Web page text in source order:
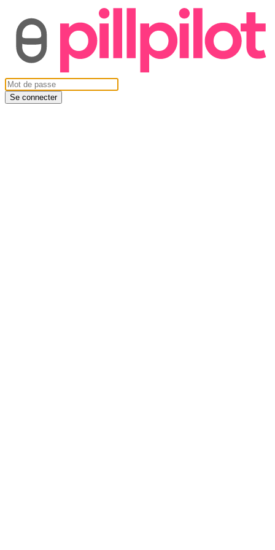
Se connecter